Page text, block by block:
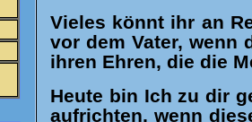
Vieles könnt ihr an
vor dem Vater, wenn
ihren Ehren, die die
Heute bin Ich zu dir
aufrichten, wenn